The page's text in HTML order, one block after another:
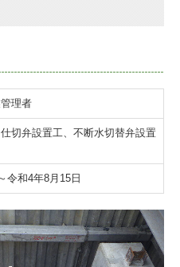
理者
切弁設置工、不断水切替弁設置
令和4年8月15日